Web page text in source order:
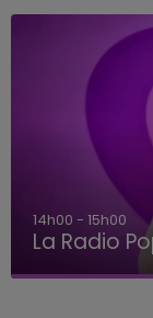
14h00 - 15h00
La Radio